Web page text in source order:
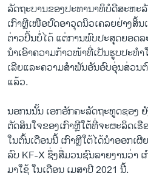
ລັດຖະບານຂອງປະທານາທິບໍດີສະຫະ
ເກົາຫຼີເໜືອປົດອາວຸດນິວເຄລຍຢ່າງສິ້
ຕ່າວປີ້ນບໍ່ໄດ້ ແຕ່ການພົບປະສຸດຍອດ
ນຳເອົາຄວາມກ້າວໜ້າທີ່ເປັນຮູບປະທ
ເລີຍແລະຄວາມສຳພັນອັນອົບອຸ່ນສ່ວນ
ແລ້ວ.
ນອກນນັ້ນ ເອກອັກຄະລັດຖະທູດຊອງ
ຕັດສິນໃຈຂອງເກົາຫຼີໃຕ້ທີ່ຈະຜະລິດເ
ໃນຕົ້ນເດືອນນີ້ ເກົາຫຼີໃຕ້ໄດ້ນຳອອກເ
ລົບ KF-X ຊຶ່ງສື່ມວນຊົນລາຍງານວ່າ
ມາໃຊ້ ໃນເດືອນ ເມສາປີ 2021 ນີ້.